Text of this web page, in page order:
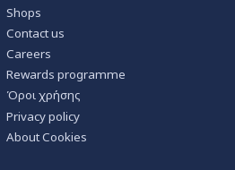
Shops
Contact us
Careers
Rewards programme
Όροι χρήσης
Privacy policy
About Cookies